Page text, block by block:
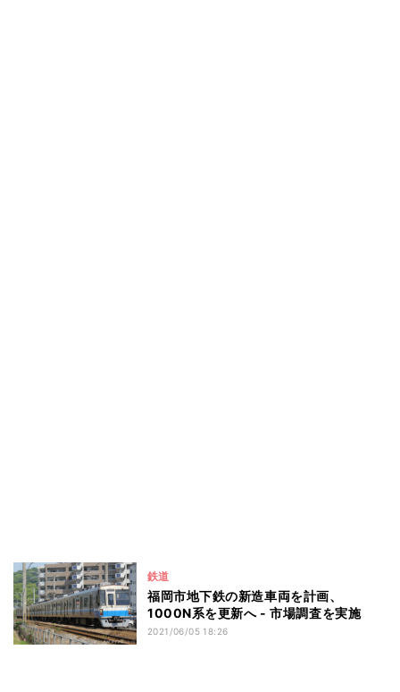
鉄道
福岡市地下鉄の新造車両を計画、
1000N系を更新へ - 市場調査を実施
2021/06/05 18:26